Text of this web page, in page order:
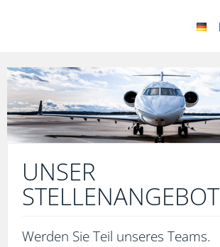
UNSER
STELLENANGEBOT
Werden Sie Teil unseres Teams.